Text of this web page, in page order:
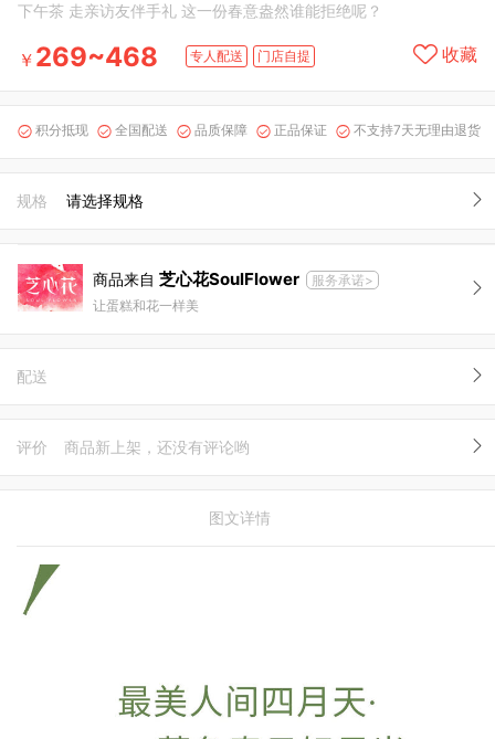
下午茶 走亲访友伴手礼 这一份春意盎然谁能拒绝呢？
￥ 269~468 专人配送 门店自提 收藏
 积分抵现  全国配送  品质保障  正品保证  不支持7天无理由退货
规格 请选择规格
商品来自 芝心花SoulFlower
服务承诺>
让蛋糕和花一样美
配送
评价 商品新上架，还没有评论哟
图文详情